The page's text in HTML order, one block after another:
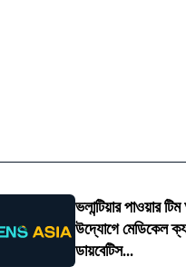
ভলান্টিয়ার পাওয়ার
উদ্যোগে মেডিকেল
ডায়বেটিস...